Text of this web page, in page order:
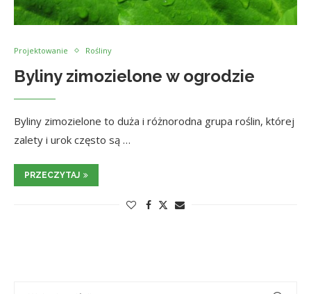
Projektowanie Rośliny
Byliny zimozielone w ogrodzie
Byliny zimozielone to duża i różnorodna grupa roślin, której
zalety i urok często są …
PRZECZYTAJ